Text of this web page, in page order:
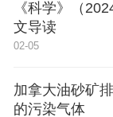
《科学》（
文导读
02-05
加拿大油砂矿
的污染气体